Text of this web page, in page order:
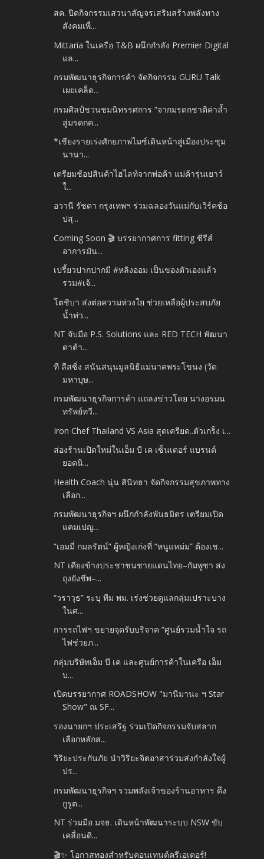
สค. ปิดกิจกรรมเสวนาสัญจรเสริมสร้างพลังทาง
สังคมเพื่...
Mittaria ในเครือ T&B ผนึกกำลัง Premier Digital
แล...
กรมพัฒนาธุรกิจการค้า จัดกิจกรรม GURU Talk
เผยเคล็ด...
กรมศิลป์ชวนชมนิทรรศการ “จากมรดกชาติค่าล้ำ
สู่มรดกค...
*เชียงรายเร่งศักยภาพไมซ์เดินหน้าสู่เมืองประชุม
นานา...
เตรียมช้อปสินค้าไฮไลท์จากพ่อค้า แม่ค้ารุ่นเยาว์
ใ...
อวานี รัชดา กรุงเทพฯ ร่วมฉลองวันแม่กับเวิร์คช้อ
ปสุ...
Coming Soon 🎬 บรรยากาศการ fitting ซีรีส์
อาการมัน...
เปรี้ยวปากปากมี #หลิงออม เป็นของตัวเองแล้ว
รวม#เจ้...
โตชิบา ส่งต่อความห่วงใย ช่วยเหลือผู้ประสบภัย
น้ำท่ว...
NT จับมือ P.S. Solutions และ RED TECH พัฒนา
ดาต้า...
ที ลีสซิ่ง สนันสนุนมูลนิธิแม่นาคพระโขนง (วัด
มหาบุษ...
กรมพัฒนาธุรกิจการค้า แถลงข่าวโดย นางอรมน
ทรัพย์ทวี...
Iron Chef Thailand VS Asia สุดเครียด..ตัวเกร็ง เ...
ส่องร้านเปิดใหม่ในเอ็ม บี เค เซ็นเตอร์ แบรนด์
ยอดนิ...
Health Coach นุ่น สินิทธา จัดกิจกรรมสุขภาพทาง
เลือก...
กรมพัฒนาธุรกิจฯ ผนึกกำลังพันธมิตร เตรียมเปิด
แคมเปญ...
“เอมมี่ กมลรัตน์” ผู้หญิงเก่งที่ “หนูแหม่ม” ต้องเช...
NT เคียงข้างประชาชนชายแดนไทย–กัมพูชา ส่ง
ถุงยังชีพ–...
“วราวุธ” ระบุ ทีม พม. เร่งช่วยดูแลกลุ่มเปราะบาง
ในศ...
การรถไฟฯ ขยายจุดรับบริจาค “ศูนย์รวมน้ำใจ รถ
ไฟช่วยภ...
กลุ่มบริษัทเอ็ม บี เค และศูนย์การค้าในเครือ เอ็ม
บ...
เปิดบรรยากาศ ROADSHOW "มานีมานะ ฯ Star
Show" ณ SF...
รองนายกฯ ประเสริฐ ร่วมเปิดกิจกรรมจับสลาก
เลือกหลักส...
วิริยะประกันภัย นำวิริยะจิตอาสาร่วมส่งกำลังใจผู้
ปร...
กรมพัฒนาธุรกิจฯ รวมพลังเจ้าของร้านอาหาร ดึง
กูรูต...
NT ร่วมมือ มจธ. เดินหน้าพัฒนาระบบ NSW ขับ
เคลื่อนดิ...
🎬✨ โอกาสทองสำหรับคอนเทนต์ครีเอเตอร์!